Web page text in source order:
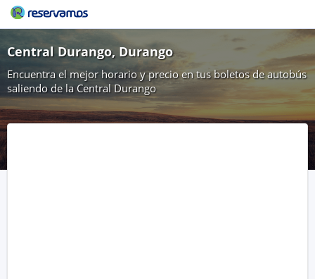
Central Durango, Durango
Encuentra el mejor horario y precio en tus boletos de autobús
saliendo de la Central Durango